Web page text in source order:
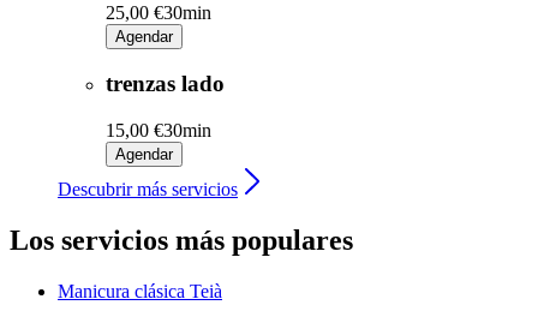
25,00 €30min
Agendar
trenzas lado
15,00 €30min
Agendar
Descubrir más servicios
Los servicios más populares
Manicura clásica Teià